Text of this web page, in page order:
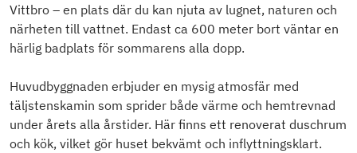
Vittbro – en plats där du kan njuta av lugnet, naturen och
närheten till vattnet. Endast ca 600 meter bort väntar en
härlig badplats för sommarens alla dopp.
Huvudbyggnaden erbjuder en mysig atmosfär med
täljstenskamin som sprider både värme och hemtrevnad
under årets alla årstider. Här finns ett renoverat duschrum
och kök, vilket gör huset bekvämt och inflyttningsklart.